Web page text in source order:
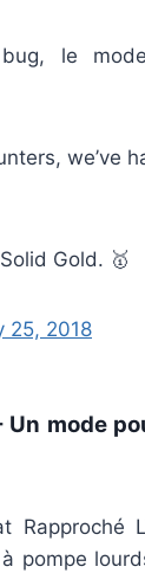
le
we’ve
Gold. 🥇
25, 2018
mode
pompe